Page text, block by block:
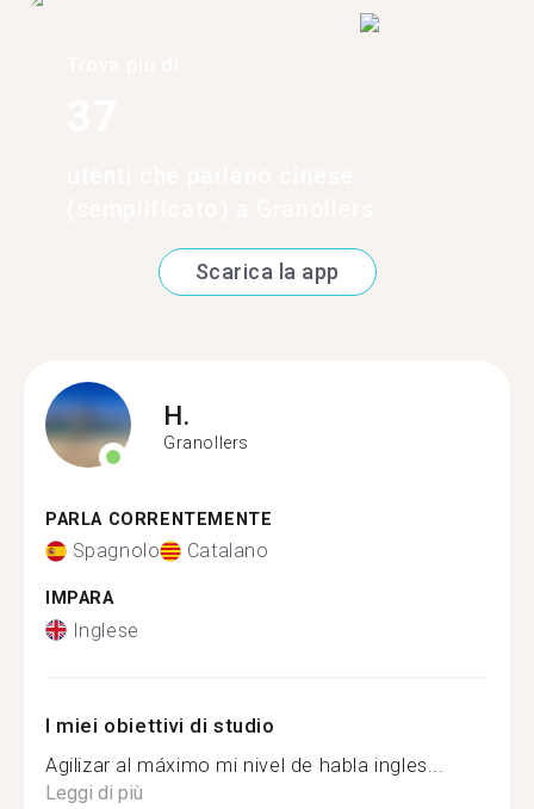
Scarica la app
H.
Granollers
PARLA CORRENTEMENTE
Spagnolo Catalano
IMPARA
Inglese
I miei obiettivi di studio
Agilizar al máximo mi nivel de habla ingles...
Leggi di più